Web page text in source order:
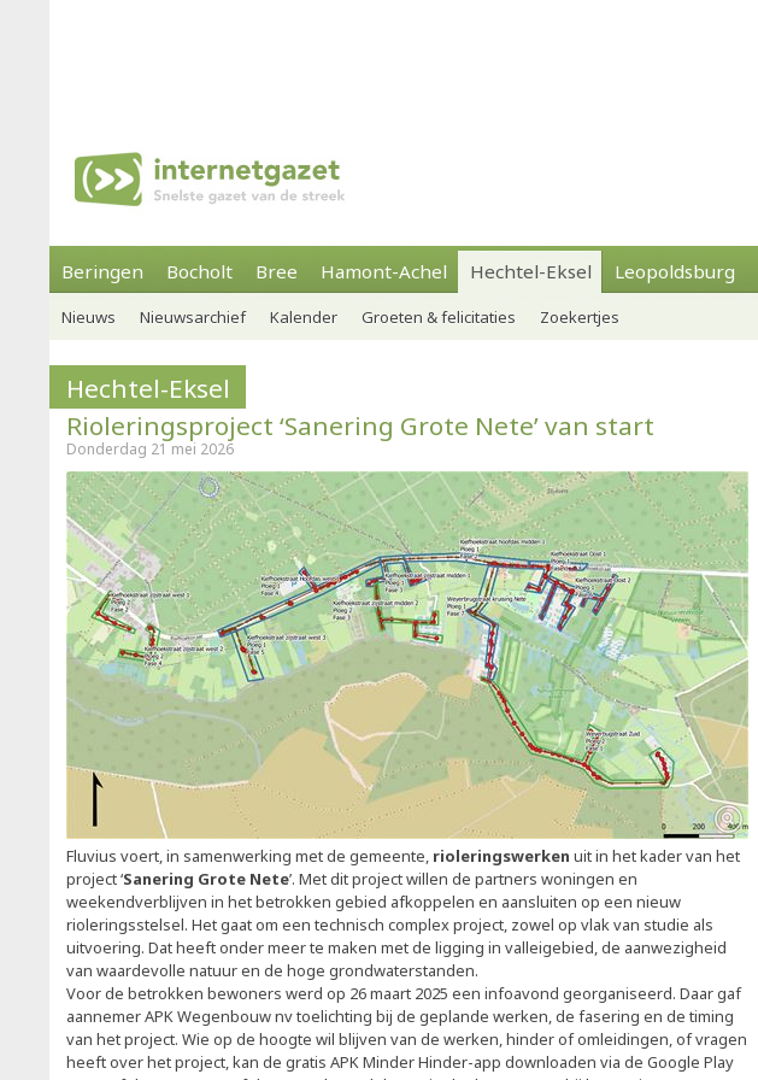
Beringen Bocholt Bree Hamont-Achel Hechtel-Eksel Leopoldsburg
Nieuws Nieuwsarchief Kalender Groeten & felicitaties Zoekertjes
Hechtel-Eksel
Rioleringsproject ‘Sanering Grote Nete’ van start
Donderdag 21 mei 2026
Fluvius voert, in samenwerking met de gemeente, rioleringswerken uit in het kader van het
project ‘Sanering Grote Nete’. Met dit project willen de partners woningen en
weekendverblijven in het betrokken gebied afkoppelen en aansluiten op een nieuw
rioleringsstelsel. Het gaat om een technisch complex project, zowel op vlak van studie als
uitvoering. Dat heeft onder meer te maken met de ligging in valleigebied, de aanwezigheid
van waardevolle natuur en de hoge grondwaterstanden.
Voor de betrokken bewoners werd op 26 maart 2025 een infoavond georganiseerd. Daar gaf
aannemer APK Wegenbouw nv toelichting bij de geplande werken, de fasering en de timing
van het project. Wie op de hoogte wil blijven van de werken, hinder of omleidingen, of vragen
heeft over het project, kan de gratis APK Minder Hinder-app downloaden via de Google Play